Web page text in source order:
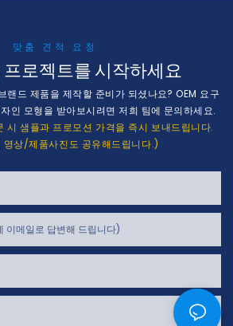
맞춤 견적 요청
프로젝트를 시작하세요
랜드 제품을 제작할 준비가 되셨나요? OEM 요구
인 모형을 받아보시려면 저희 팀에 문의하세요.
시 샘플과 프로모션 가격을 즉시 보내드립니다.
영상/제품사진도 공유해드립니다.)
이메일로 답변해 드립니다)